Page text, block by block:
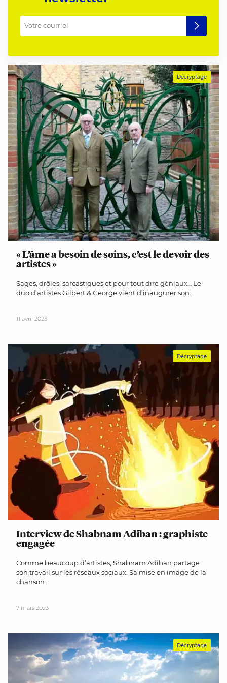
« L’âme a besoin de soins, c’est le devoir des
artistes »
Sages, drôles, sarcastiques et pour tout dire géniaux… Le
duo d’artistes Gilbert & George vient d’inaugurer son...
11 avril 2023
Décryptage
Interview de Shabnam Adiban : graphiste
engagée
Comme beaucoup d’artistes, Shabnam Adiban partage
son travail sur les réseaux sociaux. Sa mise en image de la
chanson...
7 mars 2023
Décryptage
Décryptage